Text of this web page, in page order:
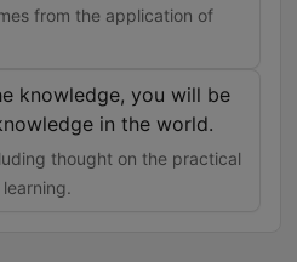
from the application of
knowledge, you will be
in the world.
thought on the practical